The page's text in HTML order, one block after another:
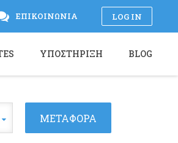
LOG IN
ΕΠΙΚΟΙΝΩΝΊΑ
ΥΠΟΣΤΉΡΙΞΗ BLOG